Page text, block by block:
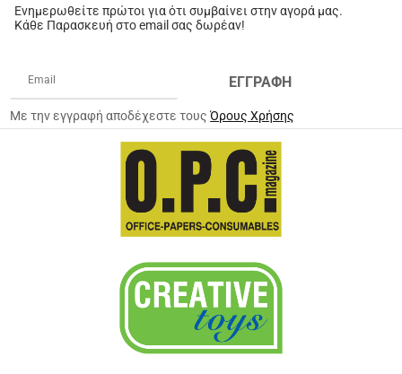
Ενημερωθείτε πρώτοι για ότι συμβαίνει στην αγορά μας.
Κάθε Παρασκευή στο email σας δωρέαν!
ΕΓΓΡΑΦΗ
Με την εγγραφή αποδέχεστε τουςΌρους Χρήσης